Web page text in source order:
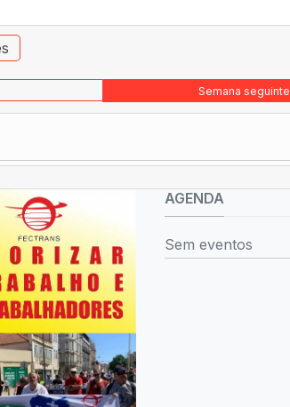
Semana seguinte
AGENDA
Sem eventos